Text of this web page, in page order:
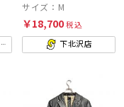
サイズ：M
￥18,700税込
下北沢店